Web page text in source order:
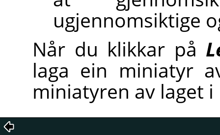
ugjennomsiktige
Når du klikkar på
laga ein miniatyr
miniatyren av laget